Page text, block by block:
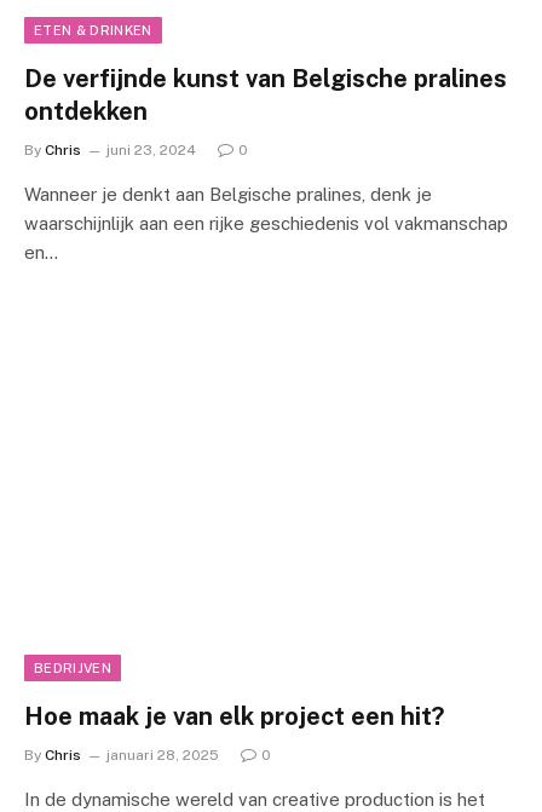
ETEN & DRINKEN
De verfijnde kunst van Belgische pralines
ontdekken
By Chris juni 23, 2024 0
Wanneer je denkt aan Belgische pralines, denk je
waarschijnlijk aan een rijke geschiedenis vol vakmanschap
en…
BEDRIJVEN
Hoe maak je van elk project een hit?
By Chris januari 28, 2025 0
In de dynamische wereld van creative production is het